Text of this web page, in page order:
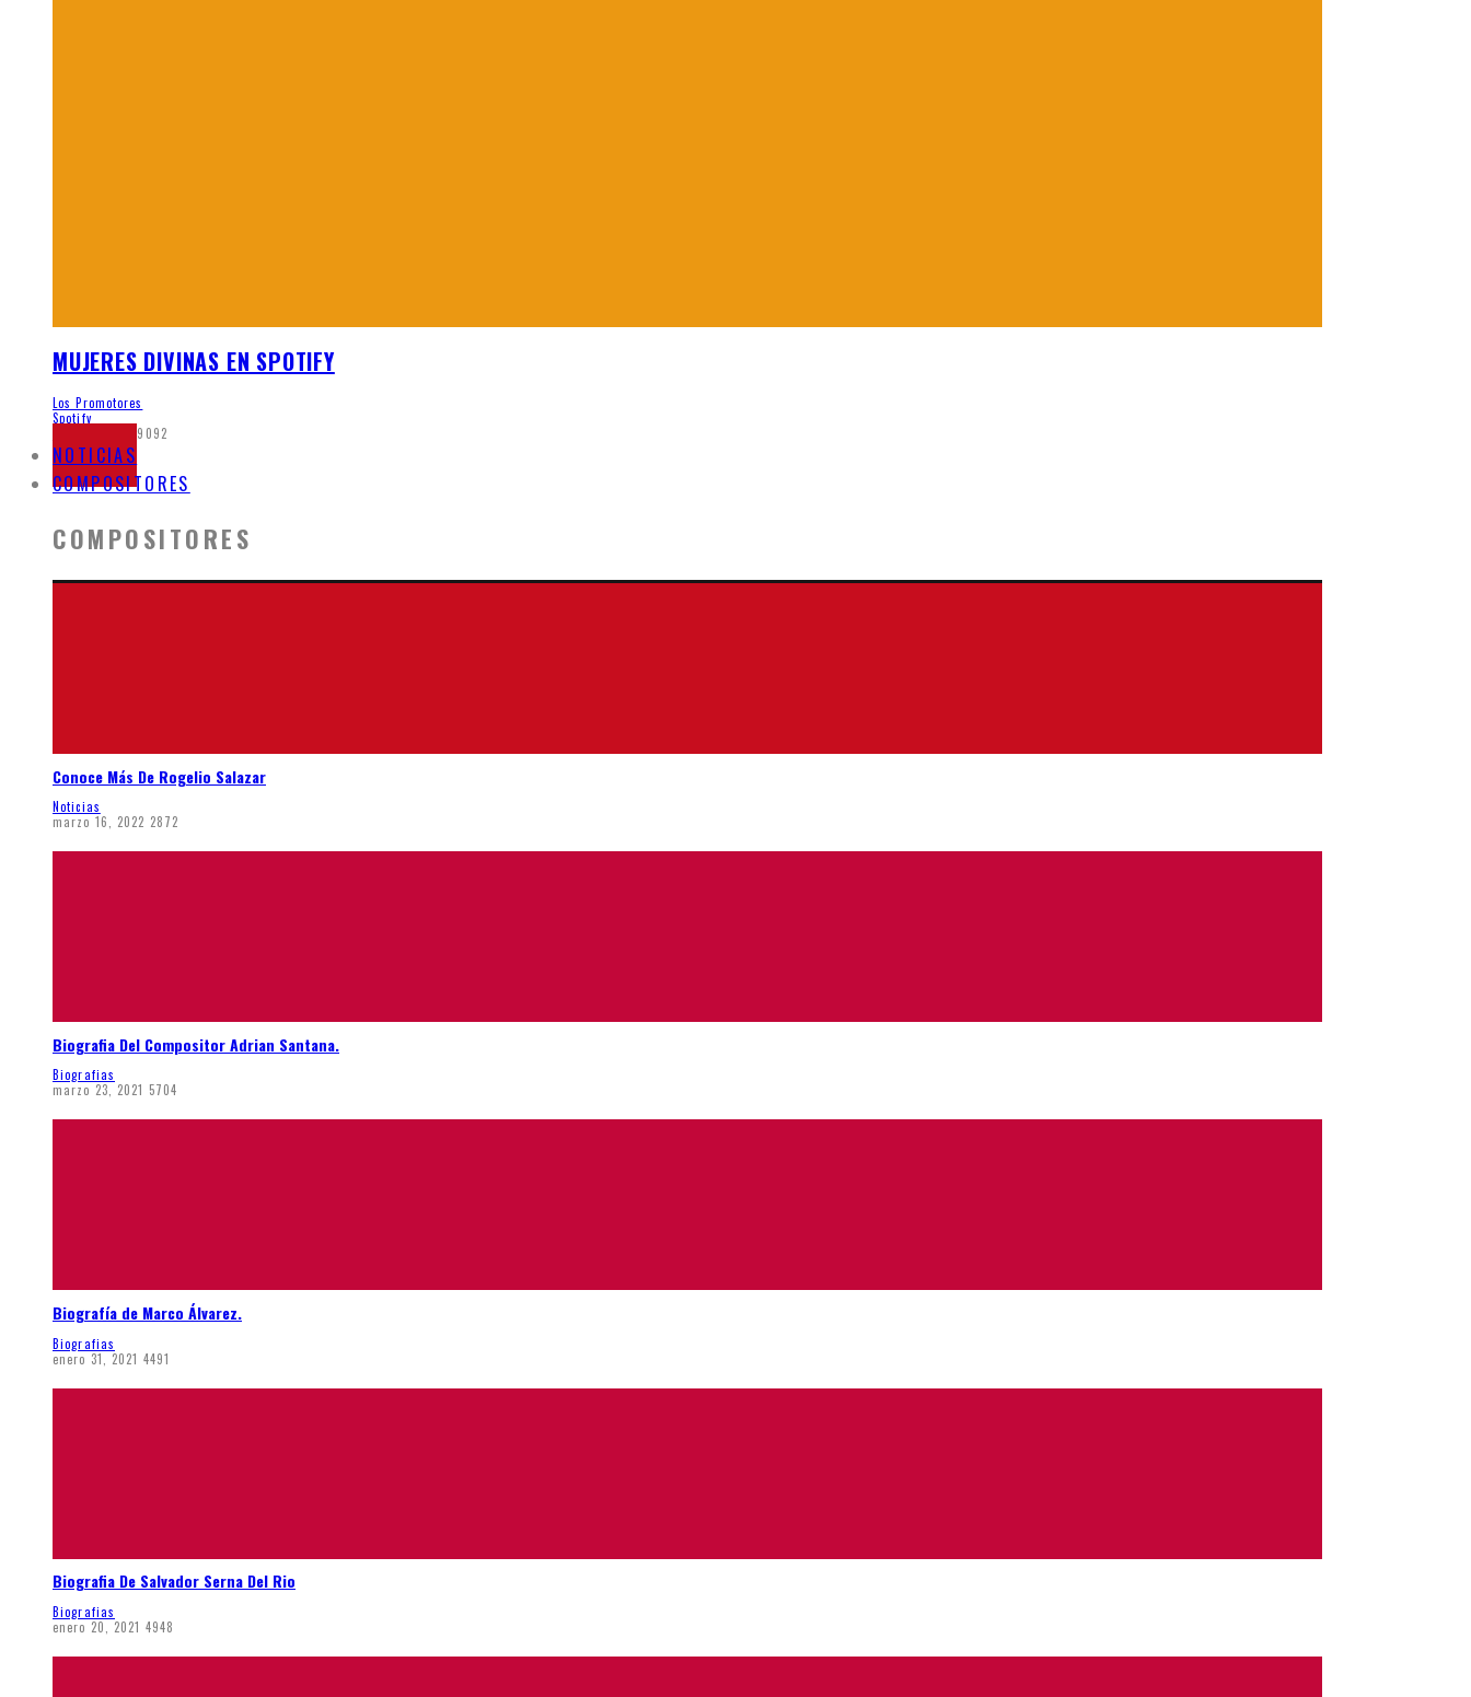
MUJERES DIVINAS EN SPOTIFY
Los Promotores
Spotify
9092
NOTICIAS
COMPOSITORES
COMPOSITORES
Conoce Más De Rogelio Salazar
Noticias
marzo 16, 2022 2872
Biografia Del Compositor Adrian Santana.
Biografias
marzo 23, 2021 5704
Biografía de Marco Álvarez.
Biografias
enero 31, 2021 4491
Biografia De Salvador Serna Del Rio
Biografias
enero 20, 2021 4948